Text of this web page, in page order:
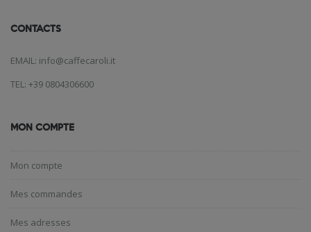
CONTACTS
EMAIL: info@caffecaroli.it
TEL: +39 0804306600
MON COMPTE
Mon compte
Mes commandes
Mes adresses